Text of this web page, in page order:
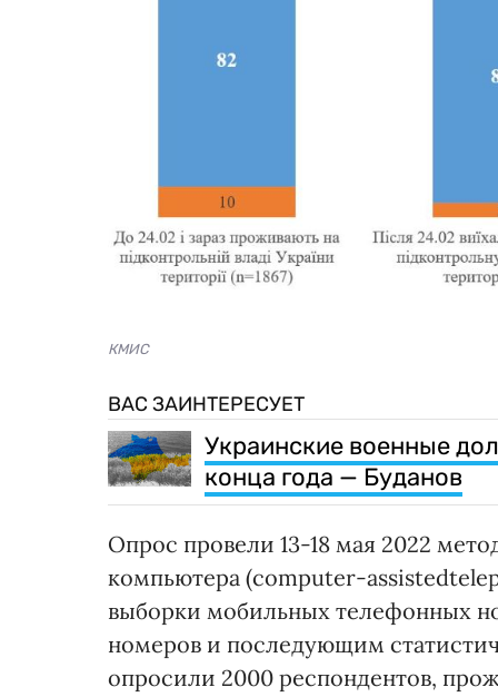
КМИС
ВАС ЗАИНТЕРЕСУЕТ
Украинские военные
конца года — Буданов
Опрос провели 13-18 мая 2022
компьютера (computer-
выборки мобильных телефонных
номеров и последующим
опросили 2000 респондентов,